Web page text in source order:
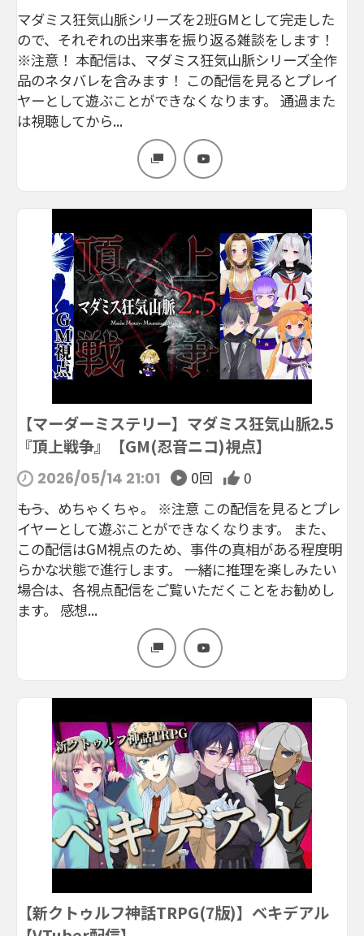
マダミス狂気山脈シリーズを2班GMとして完走した
ので、それぞれの出来事を振り返る雑談をします！
※注意！ 本配信は、マダミス狂気山脈シリーズ全作
品のネタバレを含みます！ この配信を見るとプレイ
ヤーとして遊ぶことができなくなります。 通過また
は視聴してから...
【マーダーミステリー】マダミス狂気山脈2.5
『頂上戦争』【GM(忍音ニコ)視点】
2026/05/14 21:01 0回
0
――もう、めちゃくちゃ。 ※注意 この配信を見るとプレ
イヤーとして遊ぶことができなくなります。 また、
この配信はGM視点のため、事件の真相がある程度明
らかな状態で進行します。 一緒に推理を楽しみたい
場合は、各視点配信をご覧いただくことをお勧めし
ます。 感想...
【新クトゥルフ神話TRPG(7版)】ベキデアル